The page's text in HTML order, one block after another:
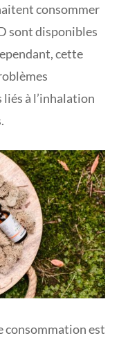
consommer
sont disponibles
cette
à l’inhalation
consommation est